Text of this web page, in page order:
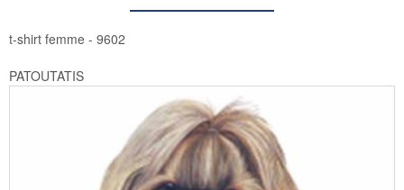
t-shirt femme - 9602
PATOUTATIS